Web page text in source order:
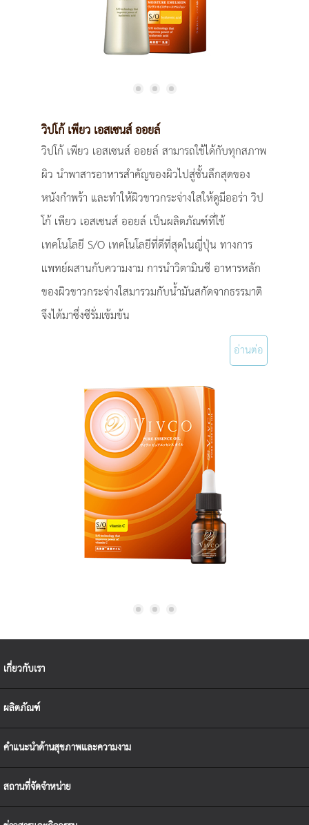
วิปโก้ เพียว เอสเซนส์ ออยล์
วิปโก้ เพียว เอสเซนส์ ออยล์ สามารถใช้ได้กับทุกสภาพ
ผิว นำพาสารอาหารสำคัญของผิวไปสู่ชั้นลึกสุดของ
หนังกำพร้า และทำให้ผิวขาวกระจ่างใสให้ดูมีออร่า วิป
โก้ เพียว เอสเซนส์ ออยล์ เป็นผลิตภัณฑ์ที่ใช้
เทคโนโลยี S/O เทคโนโลยีที่ดีที่สุดในญี่ปุ่น ทางการ
แพทย์ผสานกับความงาม การนำวิตามินซี อาหารหลัก
ของผิวขาวกระจ่างใสมารวมกับน้ำมันสกัดจากธรรมาติ
จึงได้มาซึ่งซีรั่มเข้มข้น
อ่านต่อ
เกี่ยวกับเรา
ผลิตภัณฑ์
คำแนะนำด้านสุขภาพและความงาม
สถานที่จัดจำหน่าย